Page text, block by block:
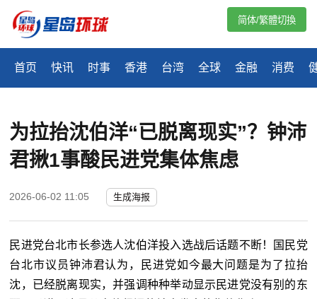
首页 快讯 时事 香港 台湾 全球 金融 消费
简体/繁體切換
为拉抬沈伯洋“已脱离现实”？钟沛
君揪1事酸民进党集体焦虑
2026-06-02 11:05 生成海报
民进党台北市长参选人沈伯洋投入选战后话题不断！国民党
台北市议员钟沛君认为，民进党如今最大问题是为了拉抬
沈，已经脱离现实，并强调种种举动显示民进党没有别的东